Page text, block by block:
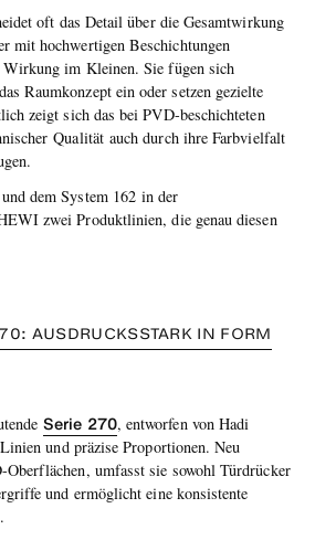
oft das Detail über die Gesamtwirkung
mit hochwertigen Beschichtungen
Wirkung im Kleinen. Sie fügen sich
Raumkonzept ein oder setzen gezielte
zeigt sich das bei PVD-beschichteten
Qualität auch durch ihre Farbvielfalt
dem System 162 in der
zwei Produktlinien, die genau diesen
AUSDRUCKSSTARK IN FORM
Serie 270, entworfen von Hadi
und präzise Proportionen. Neu
umfasst sie sowohl Türdrücker
und ermöglicht eine konsistente